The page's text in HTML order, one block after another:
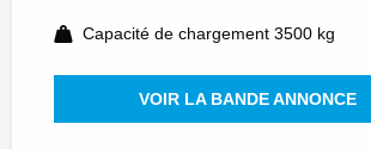
Capacité de chargement 3500 kg
VOIR LA BANDE ANNONCE